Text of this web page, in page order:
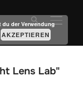
Lens Lab"
du der Verwendung
AKZEPTIEREN